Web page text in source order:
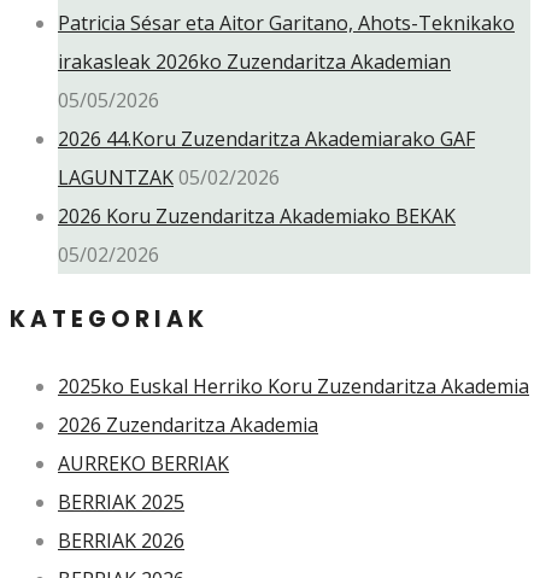
Patricia Sésar eta Aitor Garitano, Ahots-Teknikako
irakasleak 2026ko Zuzendaritza Akademian
05/05/2026
2026 44.Koru Zuzendaritza Akademiarako GAF
LAGUNTZAK05/02/2026
2026 Koru Zuzendaritza Akademiako BEKAK
05/02/2026
KATEGORIAK
2025ko Euskal Herriko Koru Zuzendaritza Akademia
2026 Zuzendaritza Akademia
AURREKO BERRIAK
BERRIAK 2025
BERRIAK 2026